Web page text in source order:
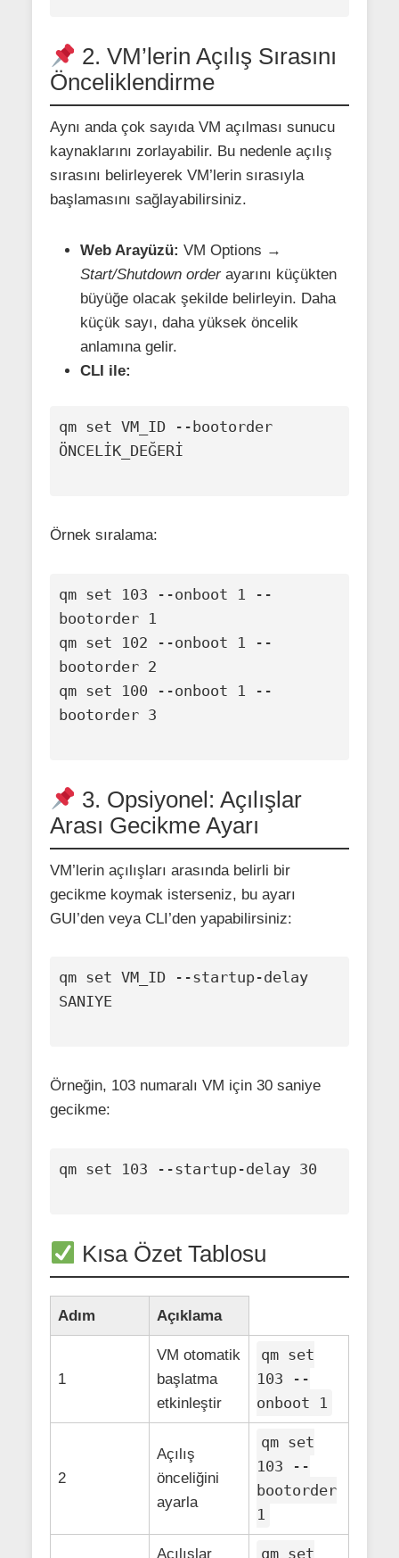
2. VM’lerin Açılış Sırasını
Önceliklendirme
Aynı anda çok sayıda VM açılması sunucu
kaynaklarını zorlayabilir. Bu nedenle açılış
sırasını belirleyerek VM’lerin sırasıyla
başlamasını sağlayabilirsiniz.
Web Arayüzü: VM Options →
Start/Shutdown orderayarını küçükten
büyüğe olacak şekilde belirleyin. Daha
küçük sayı, daha yüksek öncelik
anlamına gelir.
CLI ile:
qm set VM_ID --bootorder
ÖNCELİK_DEĞERİ
Örnek sıralama:
qm set 103 --onboot 1 --
bootorder 1
qm set 102 --onboot 1 --
bootorder 2
qm set 100 --onboot 1 --
bootorder 3
3. Opsiyonel: Açılışlar
Arası Gecikme Ayarı
VM’lerin açılışları arasında belirli bir
gecikme koymak isterseniz, bu ayarı
GUI’den veya CLI’den yapabilirsiniz:
qm set VM_ID --startup-delay
SANIYE
Örneğin, 103 numaralı VM için 30 saniye
gecikme:
qm set 103 --startup-delay 30
Kısa Özet Tablosu
Adım Açıklama
1
VM otomatik
başlatma
etkinleştir
qm set
103 --
onboot 1
2
Açılış
önceliğini
ayarla
qm set
103 --
bootorder
1
Açılışlar qm set